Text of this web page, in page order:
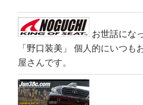
お世話にな
「野口装美」
個人的にいつも
屋さんです。